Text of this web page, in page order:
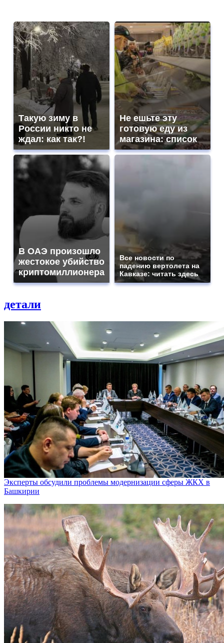
Такую зиму в
России никто не
ждал: как так?!
Не ешьте эту
готовую еду из
магазина: список
В ОАЭ произошло
жестокое убийство
криптомиллионера
Все новости по
падению вертолета на
Кавказе: читать здесь
детали
Эксперты обсудили проблемы модернизации сферы ЖКХ в
Башкирии